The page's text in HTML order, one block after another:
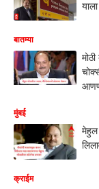
बातम्या
मुंबई
मेहुल
क्राईम